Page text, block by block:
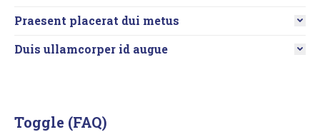
Praesent placerat dui metus
Duis ullamcorper id augue
Toggle (FAQ)